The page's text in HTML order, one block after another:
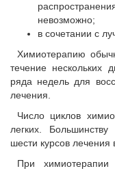
невозможно;
в сочетании с
Химиотерапию
течение нескольких
ряда недель для
лечения.
Число циклов
легких.
шести курсов
При химиотерапии